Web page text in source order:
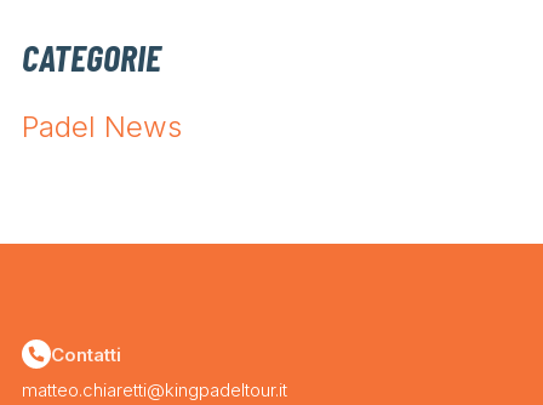
CATEGORIE
Padel News
Contatti
matteo.chiaretti@kingpadeltour.it